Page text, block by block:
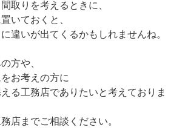
取りを考えるときに、
いておくと、
違いが出てくるかもしれませんね。
方や、
お考えの方に
る工務店でありたいと考えておりま
店までご相談ください。